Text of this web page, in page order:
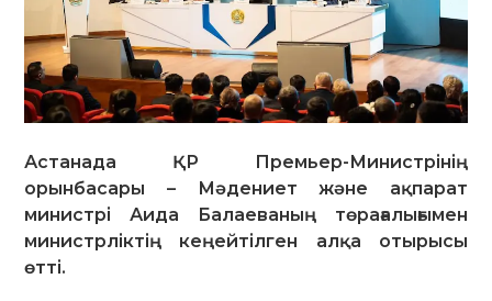
Астанада ҚР Премьер-Министрінің
орынбасары – Мәдениет және ақпарат
министрі Аида Балаеваның төрағалығымен
министрліктің кеңейтілген алқа отырысы
өтті.